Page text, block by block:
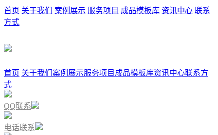
首页 关于我们 案例展示 服务项目 成品模板库 资讯中心 联系
方式
首页 关于我们 案例展示服务项目 成品模板库资讯中心联系方
式
QQ联系
电话联系